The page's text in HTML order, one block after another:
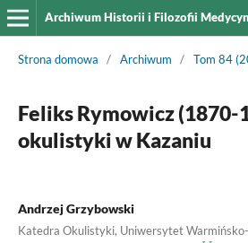
Archiwum Historii i Filozofii
Strona domowa / Archiwum / Tom 84
Feliks Rymowicz (1870-
okulistyki w Kazaniu
Andrzej Grzybowski
Katedra Okulistyki, Uniwersytet